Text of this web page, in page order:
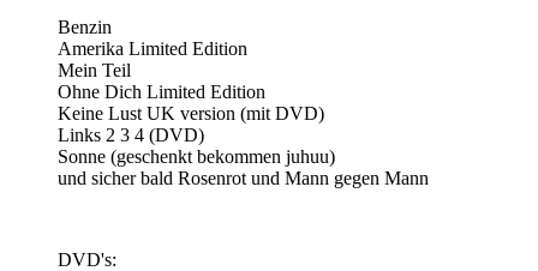
Benzin
Amerika Limited Edition
Mein Teil
Ohne Dich Limited Edition
Keine Lust UK version (mit DVD)
Links 2 3 4 (DVD)
Sonne (geschenkt bekommen juhuu)
und sicher bald Rosenrot und Mann gegen Mann
DVD's: